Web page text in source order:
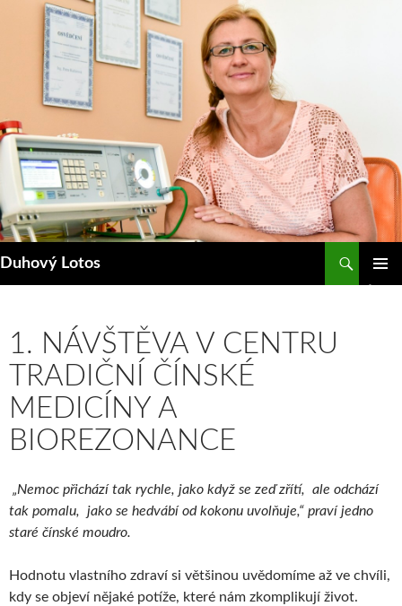
obsahu
Duhový Lotos
1. NÁVŠTĚVA V CENTRU
TRADIČNÍ ČÍNSKÉ
MEDICÍNY A
BIOREZONANCE
„Nemoc přichází tak rychle, jako když se zeď zřítí, ale odchází
tak pomalu, jako se hedvábí od kokonu uvolňuje,“ praví jedno
staré čínské moudro.
Hodnotu vlastního zdraví si většinou uvědomíme až ve chvíli,
kdy se objeví nějaké potíže, které nám zkomplikují život.